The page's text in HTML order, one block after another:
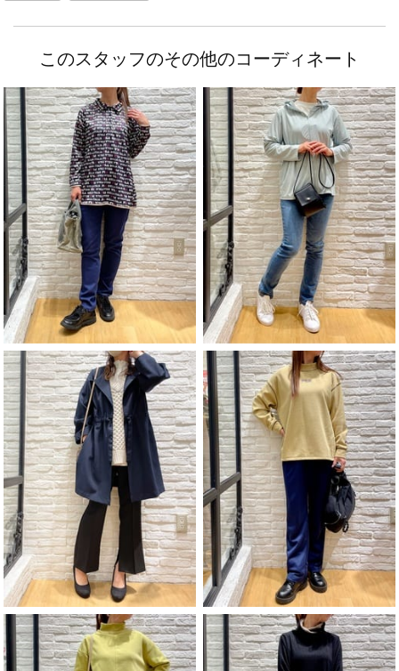
このスタッフのその他のコーディネート